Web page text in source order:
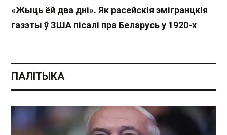
«Жыць ёй два дні». Як расейскія эмігранцкія
газэты ў ЗША пісалі пра Беларусь у 1920-х
ПАЛІТЫКА